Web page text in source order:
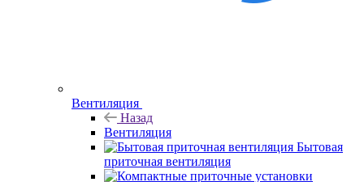
Вентиляция
Назад
Вентиляция
Бытовая
приточная вентиляция